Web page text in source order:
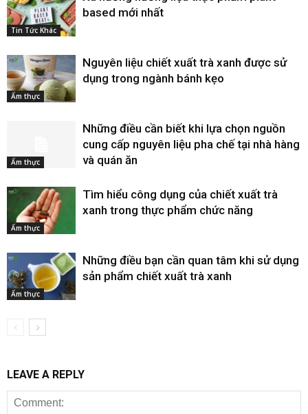
Tin Tức Khác
based mới nhất
Ẩm thực
Nguyên liệu chiết xuất trà xanh được sử
dụng trong ngành bánh kẹo
Ẩm thực
Những điều cần biết khi lựa chọn nguồn
cung cấp nguyên liệu pha chế tại nhà hàng
và quán ăn
Ẩm thực
Tìm hiểu công dụng của chiết xuất trà
xanh trong thực phẩm chức năng
Ẩm thực
Những điều bạn cần quan tâm khi sử dụng
sản phẩm chiết xuất trà xanh
LEAVE A REPLY